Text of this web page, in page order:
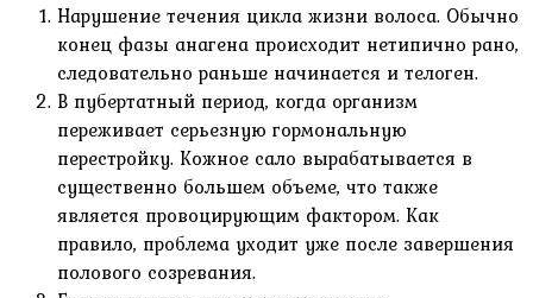
Нарушение течения цикла жизни волоса. Обычно
конец фазы анагена происходит нетипично рано,
следовательно раньше начинается и телоген.
В пубертатный период, когда организм
переживает серьезную гормональную
перестройку. Кожное сало вырабатывается в
существенно большем объеме, что также
является провоцирующим фактором. Как
правило, проблема уходит уже после завершения
полового созревания.